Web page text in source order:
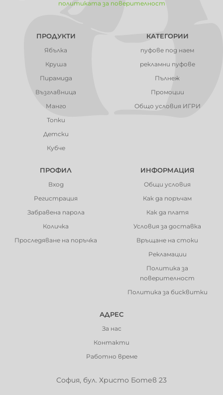
политиката за поверителност
ПРОДУКТИ
Ябълка
Круша
Пирамида
Възглавница
Манго
Топки
Детски
Кубче
КАТЕГОРИИ
пуфове под наем
рекламни пуфове
Пълнеж
Промоции
Общо условия ИГРИ
ПРОФИЛ
Вход
Регистрация
Забравена парола
Количка
Проследяване на поръчка
ИНФОРМАЦИЯ
Общи условия
Как да поръчам
Как да платя
Условия за доставка
Връщане на стоки
Рекламации
Политика за
поверителност
Политика за бисквитки
АДРЕС
За нас
Контакти
Работно време
София, бул. Христо Ботев 23